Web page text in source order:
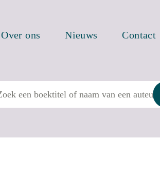
Over ons Nieuws Contact